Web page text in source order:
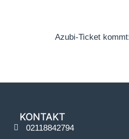
KONTAKT
02118842794